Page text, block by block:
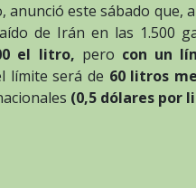
anunció este sábado que,
de Irán en las 1.500
el litro, pero con un
límite será de 60 litros
(0,5 dólares por